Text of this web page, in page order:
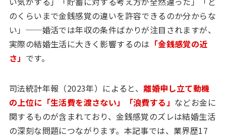
のくらいまで金銭感覚の違いを許容できるのか分からな
い」──婚活では年収の条件ばかりが注目されますが、
実際の結婚生活に大きく影響するのは 「金銭感覚の近
さ」 です。
司法統計年報（2023年）によると、 離婚申し立て動機
の上位に「生活費を渡さない」「浪費する」 などお金に
関するものが含まれており、金銭感覚のズレは結婚生活
の深刻な問題につながります。本記事では、業界歴17